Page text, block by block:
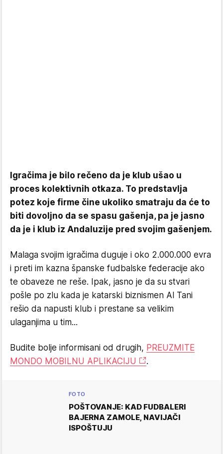
Igračima je bilo rečeno da je klub ušao u
proces kolektivnih otkaza. To predstavlja
potez koje firme čine ukoliko smatraju da će to
biti dovoljno da se spasu gašenja, pa je jasno
da je i klub iz Andaluzije pred svojim gašenjem.
Malaga svojim igračima duguje i oko 2.000.000 evra
i preti im kazna španske fudbalske federacije ako
te obaveze ne reše. Ipak, jasno je da su stvari
pošle po zlu kada je katarski biznismen Al Tani
rešio da napusti klub i prestane sa velikim
ulaganjima u tim...
Budite bolje informisani od drugih, PREUZMITE
MONDO MOBILNU APLIKACIJU
.
FOTO
POŠTOVANJE: KAD FUDBALERI
BAJERNA ZAMOLE, NAVIJAČI
ISPOŠTUJU